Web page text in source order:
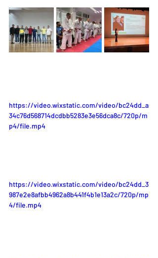
https://video.wixstatic.com/video/bc24dd_a
34c76d568714dcdbb5283e3e56dca8c/720p/m
p4/file.mp4
https://video.wixstatic.com/video/bc24dd_3
987e2e8afbb4962a8b441f4b1e13a2c/720p/mp
4/file.mp4